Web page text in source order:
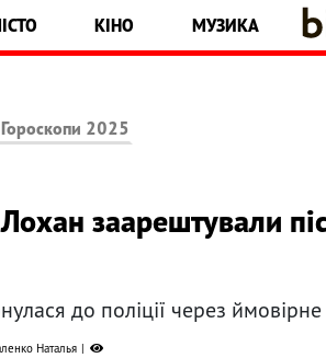
КІНО МУЗИКА
Гороскопи 2025
Лохан заарештували
до поліції через
Наталья